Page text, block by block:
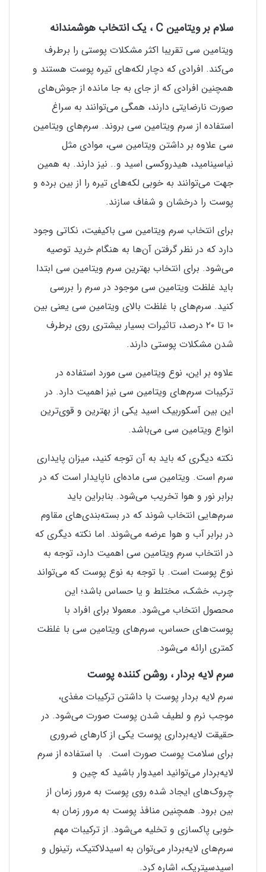
سلام بر ویتامینC ، یک انتخاب هوشمندانه
ویتامین سی تقریبا اکثر مشکلات پوستی را برطرف
می‌کند. افرادی که دچار لکه‌های تیره پوست هستند و
همچنین افرادی که از جای به جا مانده از جوش‌های
صورت نارضایتی دارند، همگی می‌توانند به سراغ
استفاده از سرم ویتامین سی بروند. سرم‌های ویتامین
سی علاوه بر داشتن ویتامین سی، موادی مثل
نیاسینامید، هیدروکسی اسید و.. نیز دارند. به همین
جهت می‌توانند به خوبی لکه‌های تیره را از بین برده و
پوست را درخشان و شفاف سازند.
برای انتخاب سرم ویتامین سی باکیفیت، نکاتی وجود
دارد که در نظر گرفتن آن‌ها به هنگام خرید توصیه
می‌شود. برای انتخاب بهترین سرم ویتامین سی ابتدا
باید غلظت ویتامین سی موجود در سرم را بررسی
کنید. سرم‌های با غلظت بالای ویتامین سی یعنی بین
۱۰ تا ۲۰ درصد، تاثیرات بسیار بیشتری روی برطرف
شدن مشکلات پوستی دارند.
علاوه بر این، نوع ویتامین سی مورد استفاده در
ترکیبات سرم‌های ویتامین سی نیز اهمیت دارد. در
این بین آسکوربیک اسید یکی از بهترین و قوی‌ترین
انواع ویتامین سی می‌باشد.
نکته دیگری که باید به آن توجه کنید، میزان پایداری
سرم است. ویتامین سی ماده‌ای ناپایدار است که در
برابر نور و هوا تخریب می‌شود. بنابراین باید
سرم‌هایی انتخاب شوند که در بسته‌بندی‌های مقاوم
در برابر آب و هوا عرضه می‌شوند. اما نکته دیگری که
در انتخاب سرم ویتامین سی اهمیت دارد، توجه به
نوع پوست است. با توجه به نوع پوست که می‌تواند
چرب، خشک، مختلط و یا حساس باشد؛ این
محصول انتخاب می‌شود. معمولا برای افراد با
پوست‌های حساس، سرم‌های ویتامین سی با غلظت
کمتری ارائه می‌شود.
سرم لایه بردار ، روشن کننده پوست
سرم لایه بردار پوست با داشتن ترکیبات مغذی،
موجب نرم و لطیف شدن پوست صورت می‌شود. در
حقیقت لایه‌برداری پوست یکی از کارهای ضروری
برای سلامت پوست صورت است. با استفاده از سرم
لایه‌بردار می‌توانید امیدوار باشید که چین و
چروک‌های ایجاد شده روی پوست به مرور زمان از
بین برود. همچنین منافذ پوست به مرور زمان به
خوبی پاکسازی و تخلیه می‌شود. از ترکیبات مهم
سرم‌های لایه‌بردار می‌توان به اسیدلاکتیک، رتینول و
اسیدسیتریک، اشاره کرد.